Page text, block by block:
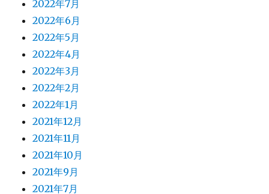
2022年7月
2022年6月
2022年5月
2022年4月
2022年3月
2022年2月
2022年1月
2021年12月
2021年11月
2021年10月
2021年9月
2021年7月